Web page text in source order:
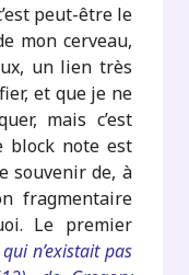
peut-être le
mon cerveau,
un lien très
et que je ne
mais c’est
block note est
souvenir de, à
fragmentaire
Le premier
n’existait pas